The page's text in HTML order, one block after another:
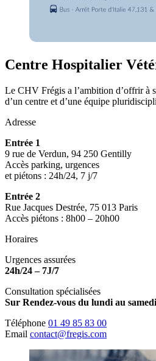
Centre Hospitalier
Le CHV Frégis a l’ambition d’offrir à
d’un centre et d’une équipe
Adresse
Entrée 1
9 rue de Verdun, 94 250 Gentilly
Accès parking, urgences
et piétons : 24h/24, 7 j/7
Entrée 2
Rue Jacques Destrée, 75 013 Paris
Accès piétons : 8h00 – 20h00
Horaires
Urgences assurées
24h/24 – 7J/7
Consultation spécialisées
Sur Rendez-vous du lundi au
Téléphone 01 49 85 83 00
Email contact@fregis.com